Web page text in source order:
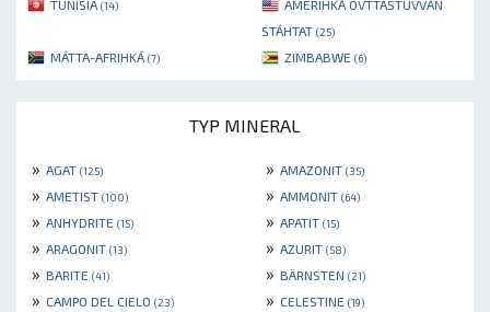
TUNISIA (14)
AMERIHKÁ OVTTASTUVVAN
STÁHTAT (25)
MÁTTA-AFRIHKÁ (7) ZIMBABWE (6)
TYP MINERAL
» AGAT (125) » AMAZONIT (35)
» AMETIST (100) » AMMONIT (64)
» ANHYDRITE (15) » APATIT (15)
» ARAGONIT (13) » AZURIT (58)
» BARITE (41) » BÄRNSTEN (21)
» CAMPO DEL CIELO (23) » CELESTINE (19)